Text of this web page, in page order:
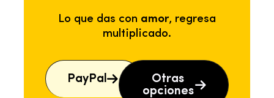
Lo que das con amor, regresa
multiplicado.
PayPal
Otras
opciones